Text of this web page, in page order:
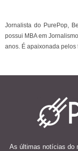
Jornalista do PurePop,
possui MBA em
anos. É apaixonada pelos
As últimas notícias do